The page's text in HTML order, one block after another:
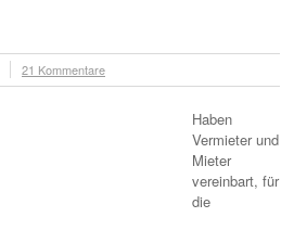
21 Kommentare
Haben
Vermieter und
Mieter
vereinbart, für
die